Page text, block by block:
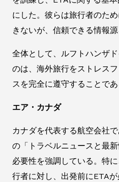
にした。彼らは旅行者のた
きないが、信頼できる情報
全体として、ルフトハンザ
のは、海外旅行をストレス
スを完全に遵守することであ
エア・カナダ
カナダを代表する航空会社
の「トラベルニュースと最
必要性を強調している。特
行者に対し、出発前にETA